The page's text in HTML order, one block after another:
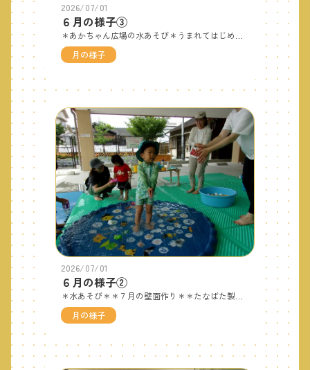
2026/07/01
６月の様子③
月の様子
2026/07/01
６月の様子②
月の様子